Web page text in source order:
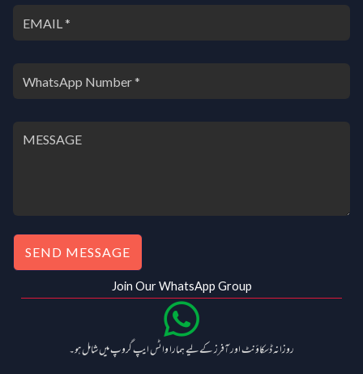
SEND MESSAGE
Join Our WhatsApp Group
روزانہ ڈسکاؤنٹ اور آفرز کے لیے ہمارا واٹس ایپ گروپ میں شامل ہو۔